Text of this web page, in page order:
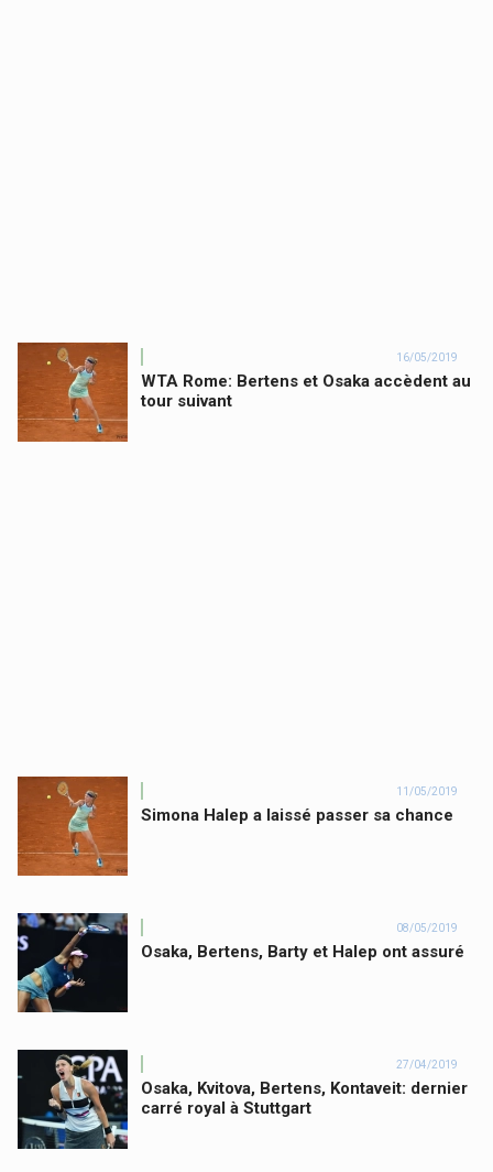
16/05/2019
WTA Rome: Bertens et Osaka accèdent au
tour suivant
11/05/2019
Simona Halep a laissé passer sa chance
08/05/2019
Osaka, Bertens, Barty et Halep ont assuré
27/04/2019
Osaka, Kvitova, Bertens, Kontaveit: dernier
carré royal à Stuttgart